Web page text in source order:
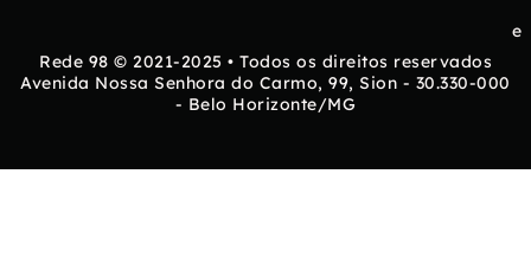
e
Rede 98 © 2021-2025 • Todos os direitos reservados
Avenida Nossa Senhora do Carmo, 99, Sion - 30.330-000
- Belo Horizonte/MG